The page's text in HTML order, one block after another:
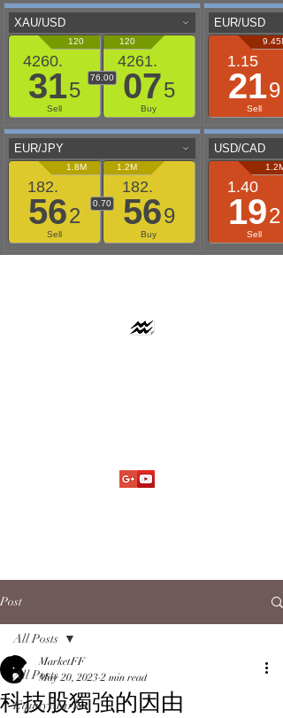
Post
All Posts
Equity Market
All Posts
科技股獨強的因由
MarketFF
May 20, 2023 2 min read